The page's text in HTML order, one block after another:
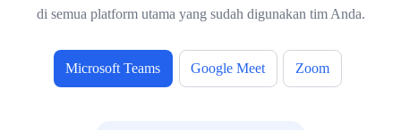
di semua platform utama yang sudah digunakan tim Anda.
Microsoft Teams Google Meet Zoom